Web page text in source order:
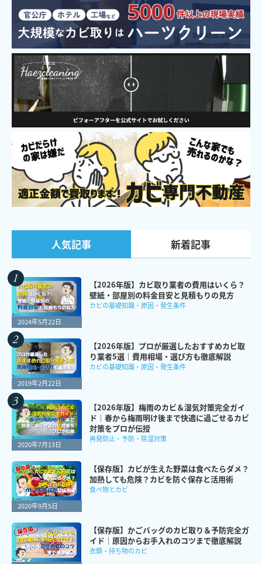
人気記事 新着記事
2024年5月22日
【2026年版】カビ取り業者の費用はいくら？
壁紙・部屋別の料金目安と見積もりの見方
カビの基礎知識・原因・発生条件
2019年2月22日
【2026年版】プロが厳選したおすすめカビ取
り業者5選｜費用相場・選び方も徹底解説
カビの基礎知識・原因・発生条件
2020年7月13日
【2026年版】梅雨のカビ＆湿気対策完全ガイ
ド｜春から梅雨明け後まで快適に過ごせるカビ
対策をプロが伝授
再発防止・予防・除湿対策
2020年9月5日
【保存版】カビが生えた野菜は食べたらダメ？
加熱しても危険？カビを防ぐ保存と活用術
食べ物とカビ
【保存版】かごバッグのカビ取り＆予防完全ガ
イド｜原因からお手入れのコツまで徹底解説
衣類・持ち物のカビ